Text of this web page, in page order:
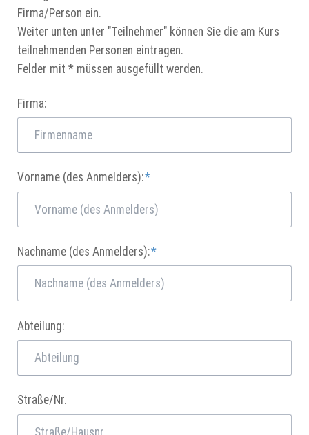
Firma/Person ein.
Weiter unten unter "Teilnehmer" können Sie die am Kurs
teilnehmenden Personen eintragen.
Felder mit * müssen ausgefüllt werden.
Firma:
Pflichtfeld
Vorname (des Anmelders):*
Pflichtfeld
Nachname (des Anmelders):*
Abteilung:
Straße/Nr.